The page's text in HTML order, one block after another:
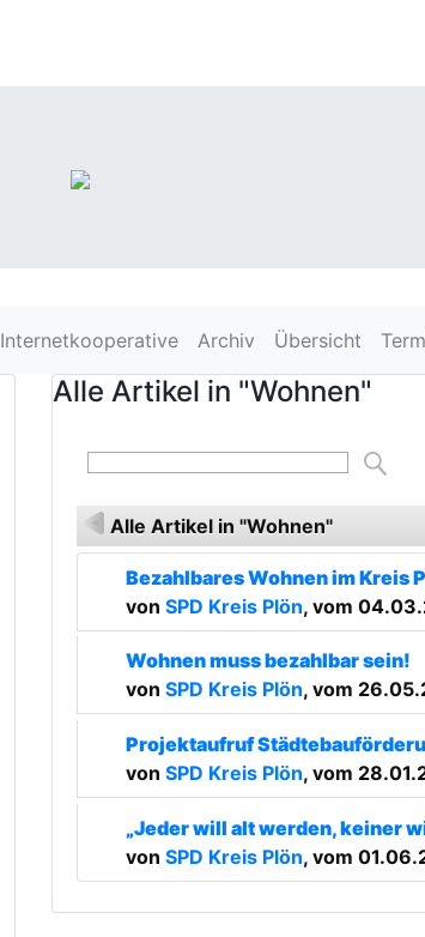
Internetkooperative Archiv Übersicht
Alle Artikel in "Wohnen"
Alle Artikel in "Wohnen"
Bezahlbares Wohnen im Kreis
von SPD Kreis Plön, vom
Wohnen muss bezahlbar sein!
von SPD Kreis Plön, vom
Projektaufruf
von SPD Kreis Plön, vom
„Jeder will alt werden, keiner
von SPD Kreis Plön, vom